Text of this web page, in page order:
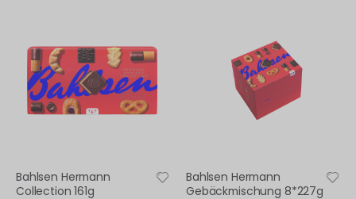
Bahlsen Hermann
Collection 161g
Bahlsen Hermann
Gebäckmischung 8*227g